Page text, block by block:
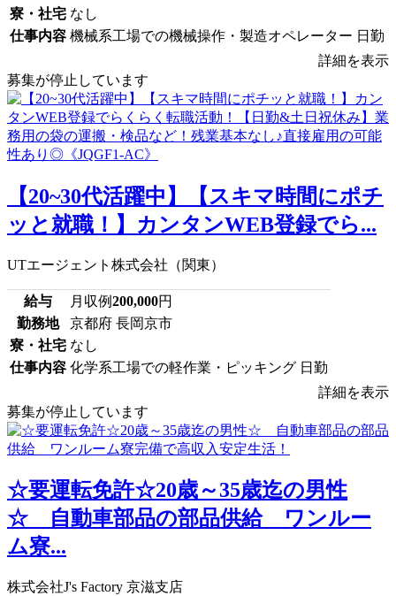
寮・社宅 なし
仕事内容 機械系工場での機械操作・製造オペレーター 日勤
詳細を表示
募集が停止しています
【20~30代活躍中】【スキマ時間にポチ
ッと就職！】カンタンWEB登録でら...
UTエージェント株式会社（関東）
給与 月収例200,000円
勤務地
京都府 長岡京市
寮・社宅 なし
仕事内容 化学系工場での軽作業・ピッキング 日勤
詳細を表示
募集が停止しています
☆要運転免許☆20歳～35歳迄の男性
☆ 自動車部品の部品供給 ワンルー
ム寮...
株式会社J's Factory 京滋支店